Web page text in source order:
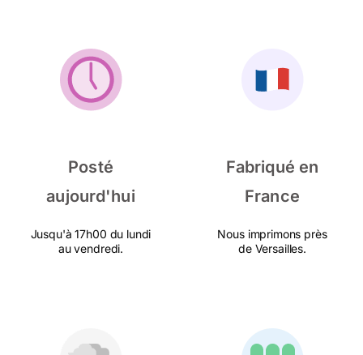
Posté
aujourd'hui
Jusqu'à 17h00 du lundi
au vendredi.
Fabriqué en
France
Nous imprimons près
de Versailles.